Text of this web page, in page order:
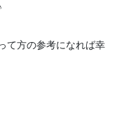
て方の参考になれば幸